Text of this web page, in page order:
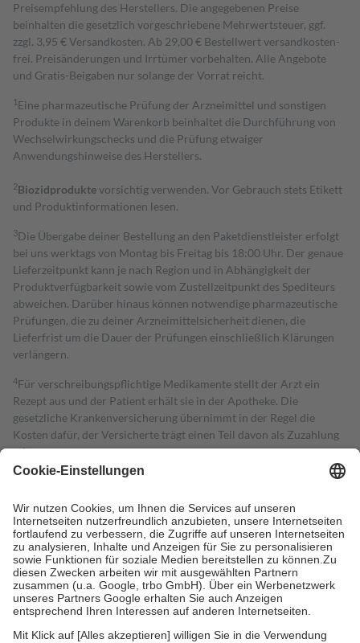
Preisempfehlung des Herstellers. Die angegebenen Preise
beinhalten die gesetzlich vorgeschriebene Mehrwertsteuer, ggf.
zzgl. 3,95 € Versandkosten. Ab 29,00 € Bestell­wert versand­kosten­
frei. Preisänderungen und Irrtümer vorbehalten. Alle Angebote
und Gratis-Beigaben nur solange der Vorrat reicht.
1 Eine pharmazeutische Prüfung der Arzneimittel und sonstigen
Produkte in deinem Warenkorb beinhaltet die Durchführung von
Wechselwirkungschecks und die Prüfung etwaiger
Anwendungshinweise des Herstellers.
2Biozidproduktevorsichtig verwenden. Vor Gebrauch stets Etikett
und Produktinformationen lesen.
3Die Übergabe deiner Bestellung an den Paketdienstleister erfolgt
bei uns werktags von Montag bis Freitag bis 18:00 Uhr. Der genaue
Lieferzeitpunkt kann je nach Region und in Abhängigkeit der
Produktverfügbarkeit sowie vom Zustellzeitpunkt des Spediteurs
abweichen. Darüber hinaus können notwendige pharmazeutische
Prüfungen, die zu deiner Arzneimittelsicherheit dienen, die
Lieferfrist um die Dauer der Prüfungen einschließlich Klärungen
verlängern.
4Für verschreibungspflichtige Medikamente stellt der Arzt ein
Rezept aus und der Patient erhält sie in der Apotheke. Die
gesetzliche Krankenversicherung übernimmt in der Regel die
Kosten dafür, der Versicherte trägt einen Teil davon als Zuzahlung
mit.
Grundsätzlich leisten Mitglieder Zuzahlungen in Höhe von zehn
höchstens zehn Euro.
Es sind jedoch nie mehr als die tatsächlichen
Kosten der Leistung zu entrichten.
Diese Regeln gelten grundsätzlich auch für Online-Apotheken.
Bei Heilmitteln und häuslicher Krankenpflege beträgt die
Zuzahlung zehn Prozent der Kosten sowie zehn Euro je
Verordnung.
Um das Engagement der Versicherten für ihre eigene Gesundheit zu
stärken und die besondere Stellung der Familie zu unterstützen,
fallenkeine Zuzahlungenan bei: